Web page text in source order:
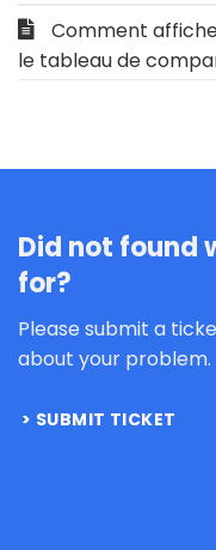
Comment
le tableau de
Did not found
for?
Please submit a
about your problem.
SUBMIT TICKET